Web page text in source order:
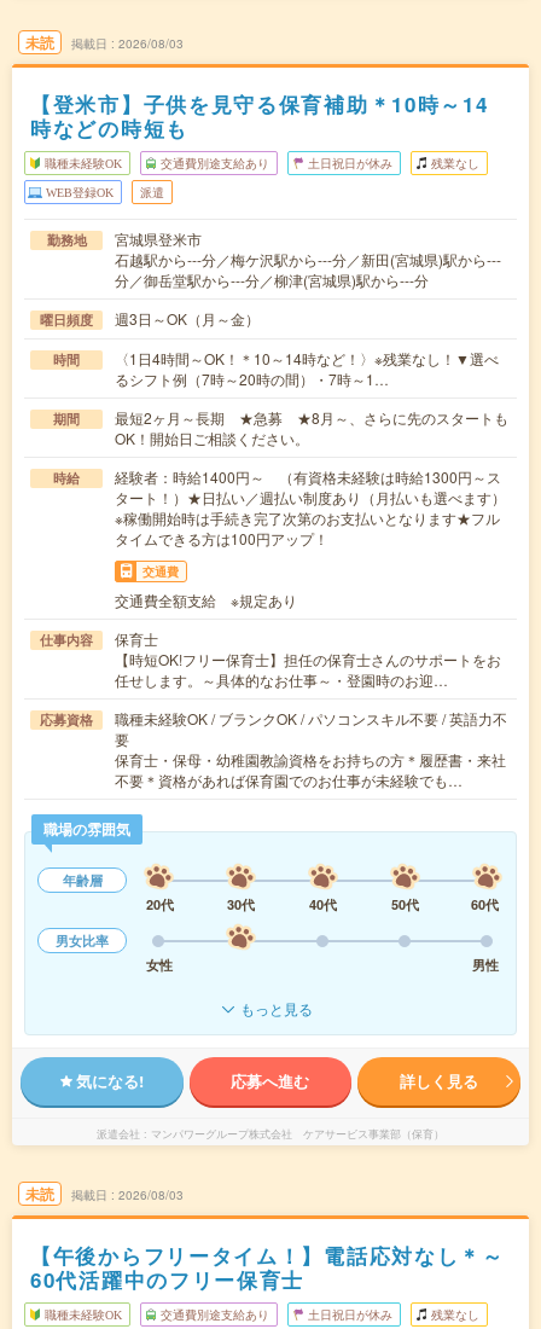
未読 掲載日 2026/08/03
【登米市】子供を見守る保育補助＊10時～14
時などの時短も
職種未経験OK 交通費別途支給あり 土日祝日が休み 残業なし
WEB登録OK 派遣
勤務地
宮城県登米市
石越駅から---分／梅ケ沢駅から---分／新田(宮城県)駅から---
分／御岳堂駅から---分／柳津(宮城県)駅から---分
曜日頻度 週3日～OK（月～金）
時間
〈1日4時間～OK！＊10～14時など！〉※残業なし！▼選べ
るシフト例（7時～20時の間）・7時～1…
期間
最短2ヶ月～長期 ★急募 ★8月～、さらに先のスタートも
OK！開始日ご相談ください。
時給
経験者：時給1400円～ （有資格未経験は時給1300円～ス
タート！）★日払い／週払い制度あり（月払いも選べます）
※稼働開始時は手続き完了次第のお支払いとなります★フル
タイムできる方は100円アップ！
交通費
交通費全額支給 ※規定あり
仕事内容
保育士
【時短OK!フリー保育士】担任の保育士さんのサポートをお
任せします。～具体的なお仕事～・登園時のお迎…
応募資格
職種未経験OK / ブランクOK / パソコンスキル不要 / 英語力不
要
保育士・保母・幼稚園教諭資格をお持ちの方＊履歴書・来社
不要＊資格があれば保育園でのお仕事が未経験でも…
職場の雰囲気
年齢層
20代
30代 40代 50代
60代
男女比率
女性
男性
もっと見る
気になる! 応募へ進む 詳しく見る
派遣会社 マンパワーグループ株式会社 ケアサービス事業部（保育）
未読 掲載日 2026/08/03
【午後からフリータイム！】電話応対なし＊～
60代活躍中のフリー保育士
職種未経験OK 交通費別途支給あり 土日祝日が休み 残業なし